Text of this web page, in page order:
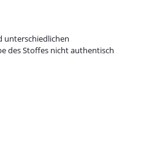
unterschiedlichen
des Stoffes nicht authentisch